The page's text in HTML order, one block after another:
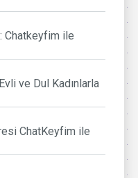
Chatkeyfim ile
ve Dul Kadınlarla
ChatKeyfim ile